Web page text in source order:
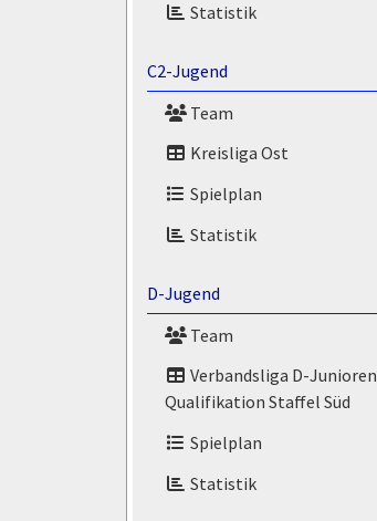
Statistik
C2-Jugend
Team
Kreisliga Ost
Spielplan
Statistik
D-Jugend
Team
Verbandsliga D-Junioren
Qualifikation Staffel Süd
Spielplan
Statistik